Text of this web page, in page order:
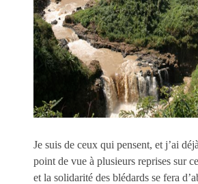
Je suis de ceux qui pensent, et j’ai
point de vue à plusieurs reprises sur
et la solidarité des blédards se fera